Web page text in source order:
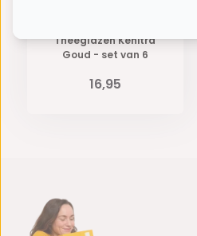
Theeglazen Kénitra
Goud - set van 6
16,95